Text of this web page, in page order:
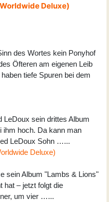
Deluxe)
des Wortes kein Ponyhof
Öfteren am eigenen Leib
tiefe Spuren bei dem
LeDoux sein drittes Album
ihm hoch. Da kann man
LeDoux Sohn …...
Deluxe)
sein Album "Lambs & Lions"
hat – jetzt folgt die
um vier …...